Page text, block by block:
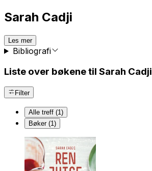
Sarah Cadji
Les mer
Bibliografi
Liste over bøkene til Sarah Cadji
Filter
Alle treff (1)
Bøker (1)